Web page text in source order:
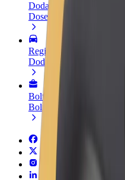
Dodaj restoran ili trgovinu
Dosegni više kupaca i
Registriraj se kao vlasnik
Dodaj svoju flotu na Bolt
Bolt for Business
Bolt proizvodi i usluge